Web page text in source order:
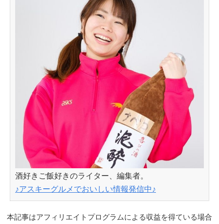
酒好きご飯好きのライター、編集者。
♪アスキーグルメでおいしい情報発信中♪
本記事はアフィリエイトプログラムによる収益を得ている場合